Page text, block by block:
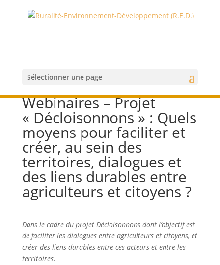
Sélectionner une page
Webinaires – Projet
« Décloisonnons » : Quels
moyens pour faciliter et
créer, au sein des
territoires, dialogues et
des liens durables entre
agriculteurs et citoyens ?
Dans le cadre du projet Décloisonnons dont l’objectif est
de faciliter les dialogues entre agriculteurs et citoyens, et
créer des liens durables entre ces acteurs et entre les
territoires.